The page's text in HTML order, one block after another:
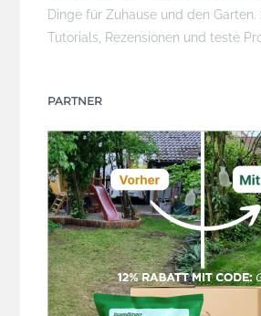
Dinge für Zuhause und den Garten.
Tutorials, Rezensionen und teste
PARTNER